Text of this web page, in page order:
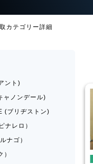
カテゴリー詳細
イク
ント)
ノンデール)
(ブリヂストン)
ナレロ）
ナゴ）